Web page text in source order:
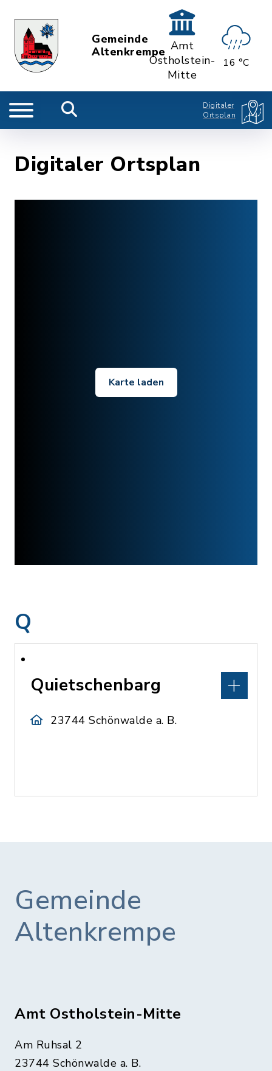
Gemeinde
Altenkrempe Amt
Ostholstein-
Mitte
16 °C
Digitaler
Ortsplan
Digitaler Ortsplan
Karte laden
Q
Quietschenbarg
23744 Schönwalde a. B.
Gemeinde
Altenkrempe
Amt Ostholstein-Mitte
Am Ruhsal 2
23744 Schönwalde a. B.